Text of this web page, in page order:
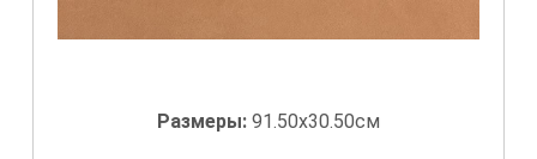
Размеры: 91.50x30.50см